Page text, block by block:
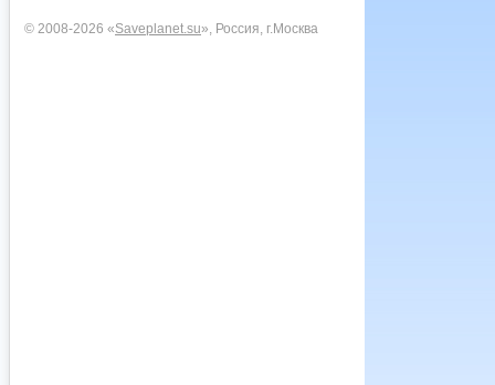
© 2008-2026 «Saveplanet.su», Россия, г.Москва